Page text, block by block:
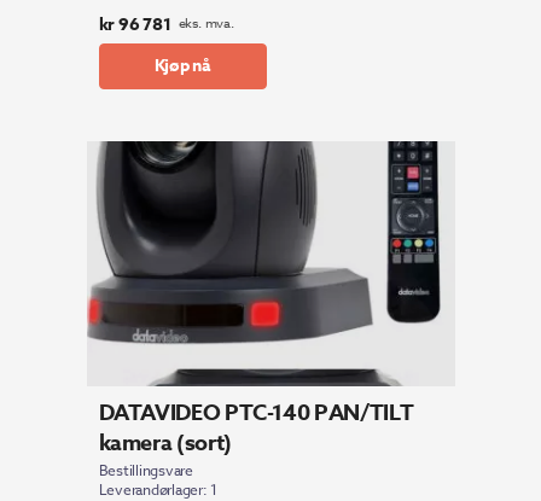
kr96 781 eks. mva.
Kjøp nå
DATAVIDEO PTC-140 PAN/TILT
kamera (sort)
Bestillingsvare
Leverandørlager: 1